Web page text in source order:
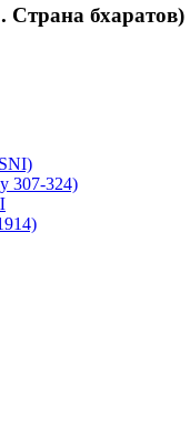
бхаратов)
307-324)